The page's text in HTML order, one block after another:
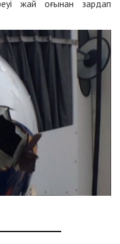
жай оғынан зардап